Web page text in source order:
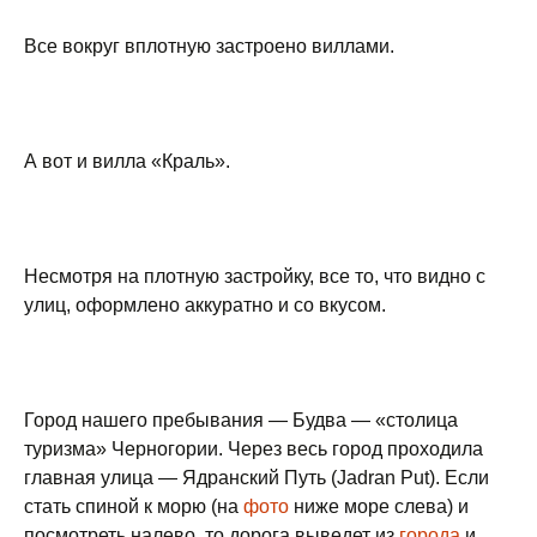
Все вокруг вплотную застроено виллами.
А вот и вилла «Краль».
Несмотря на плотную застройку, все то, что видно с
улиц, оформлено аккуратно и со вкусом.
Город нашего пребывания — Будва — «столица
туризма» Черногории. Через весь город проходила
главная улица — Ядранский Путь (Jadran Put). Если
стать спиной к морю (на фото ниже море слева) и